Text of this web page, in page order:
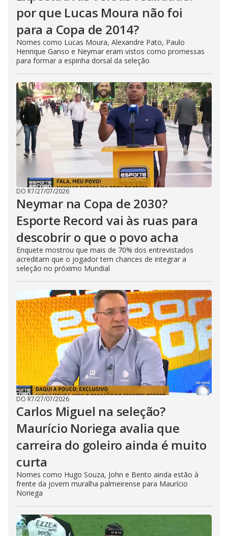
por que Lucas Moura não foi
para a Copa de 2014?
Nomes como Lucas Moura, Alexandre Pato, Paulo
Henrique Ganso e Neymar eram vistos como promessas
para formar a espinha dorsal da seleção
DO R7/27/07/2026
Neymar na Copa de 2030?
Esporte Record vai às ruas para
descobrir o que o povo acha
Enquete mostrou que mais de 70% dos entrevistados
acreditam que o jogador tem chances de integrar a
seleção no próximo Mundial
DO R7/27/07/2026
Carlos Miguel na seleção?
Maurício Noriega avalia que
carreira do goleiro ainda é muito
curta
Nomes como Hugo Souza, John e Bento ainda estão à
frente da jovem muralha palmeirense para Maurício
Noriega